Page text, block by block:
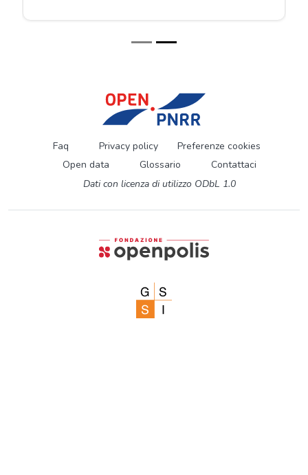
Faq Privacy policy
Preferenze cookies
Open data
Glossario
Contattaci
Dati con licenza di utilizzo ODbL 1.0